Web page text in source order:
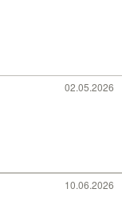
02.05.2026
10.06.2026